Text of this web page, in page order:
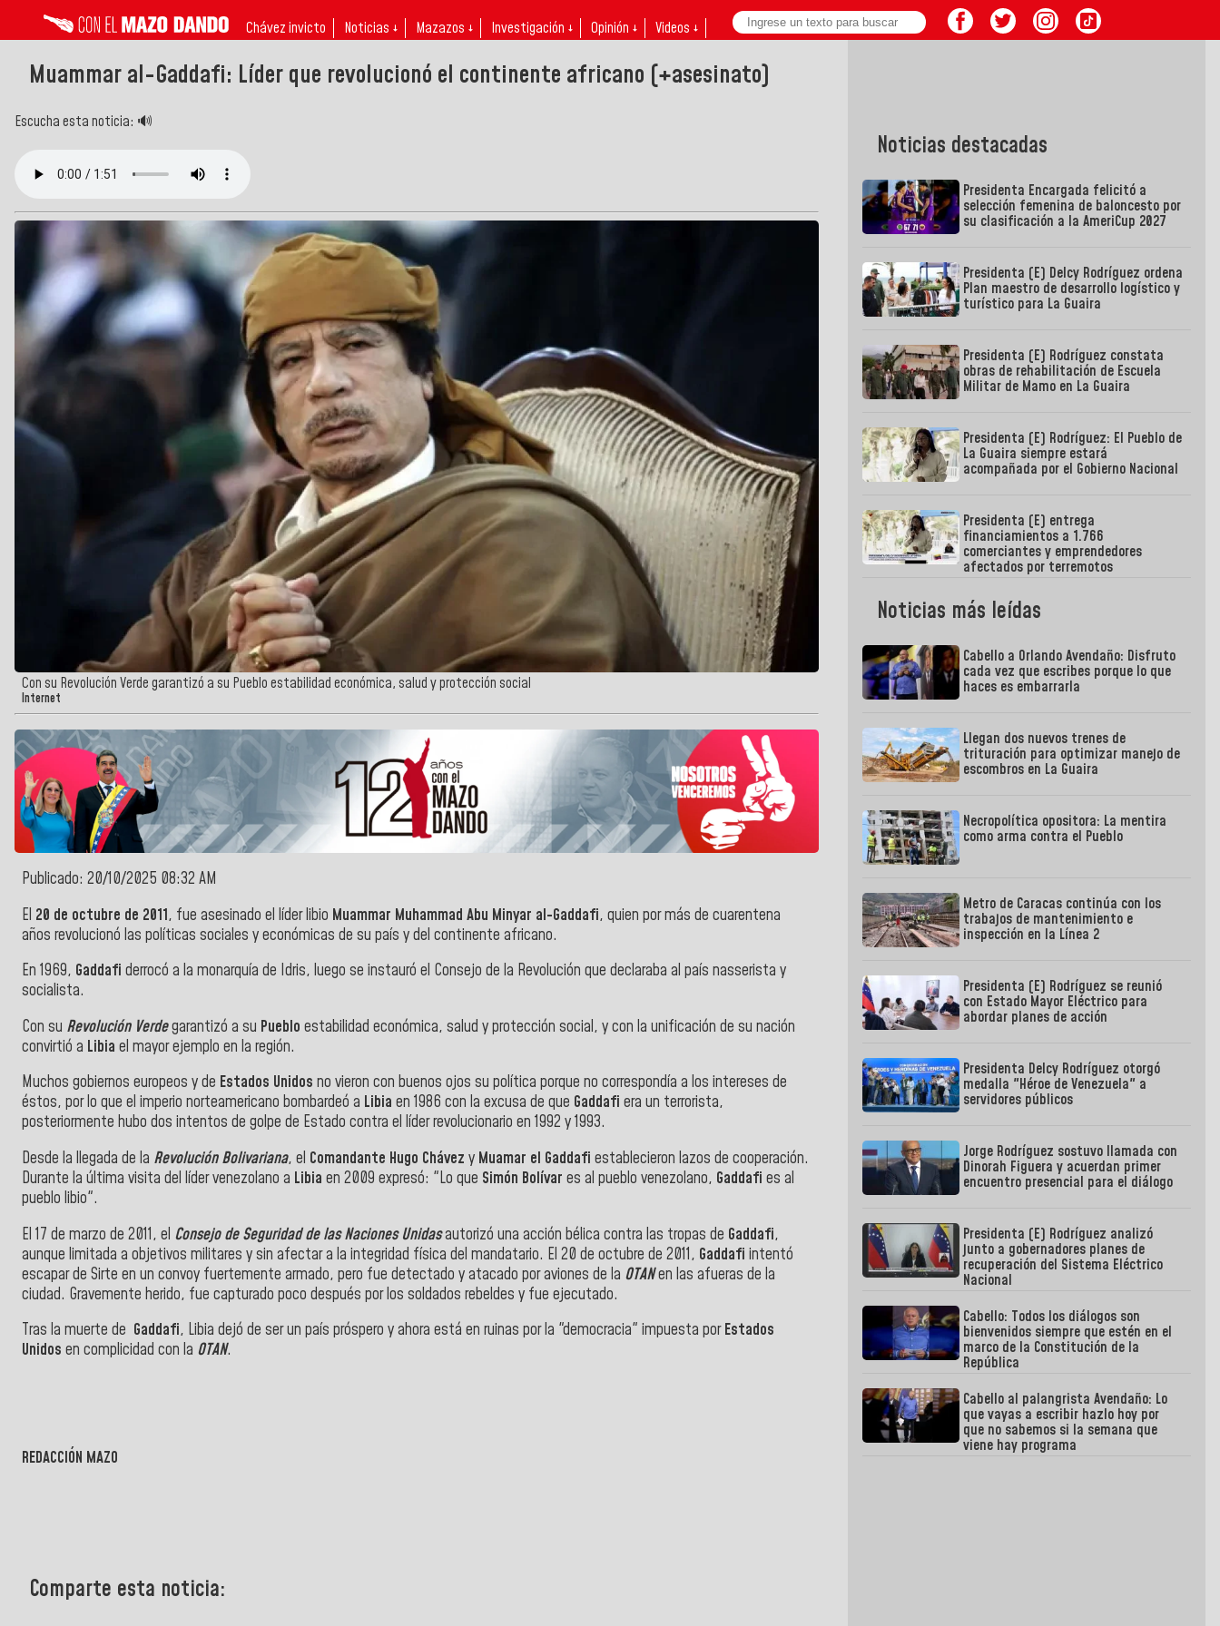
Chávez invicto Noticias ↓ Mazazos ↓ Investigación ↓ Opinión ↓ Videos ↓
Muammar al-Gaddafi: Líder que revolucionó el continente africano (+asesinato)
Escucha esta noticia: 🔊
Con su Revolución Verde garantizó a su Pueblo estabilidad económica, salud y protección social
Internet
Publicado: 20/10/2025 08:32 AM
El 20 de octubre de 2011, fue asesinado el líder libio Muammar Muhammad Abu Minyar al-Gaddafi, quien por más de cuarentena
años revolucionó las políticas sociales y económicas de su país y del continente africano.
En 1969, Gaddafi derrocó a la monarquía de Idris, luego se instauró el Consejo de la Revolución que declaraba al país nasserista y
socialista.
Con su Revolución Verdegarantizó a su Pueblo estabilidad económica, salud y protección social, y con la unificación de su nación
convirtió a Libia el mayor ejemplo en la región.
Muchos gobiernos europeos y de Estados Unidos no vieron con buenos ojos su política porque no correspondía a los intereses de
éstos, por lo que el imperio norteamericano bombardeó a Libia en 1986 con la excusa de que Gaddafi era un terrorista,
posteriormente hubo dos intentos de golpe de Estado contra el líder revolucionario en 1992 y 1993.
Desde la llegada de la Revolución Bolivariana, el Comandante Hugo Chávez y Muamar el Gaddafi establecieron lazos de cooperación.
Durante la última visita del líder venezolano a Libia en 2009 expresó: "Lo que Simón Bolívar es al pueblo venezolano, Gaddafi es al
pueblo libio".
El 17 de marzo de 2011, el Consejo de Seguridad de las Naciones Unidasautorizó una acción bélica contra las tropas de Gaddafi,
aunque limitada a objetivos militares y sin afectar a la integridad física del mandatario. El 20 de octubre de 2011, Gaddafi intentó
escapar de Sirte en un convoy fuertemente armado, pero fue detectado y atacado por aviones de la OTANen las afueras de la
ciudad. Gravemente herido, fue capturado poco después por los soldados rebeldes y fue ejecutado.
Tras la muerte de Gaddafi, Libia dejó de ser un país próspero y ahora está en ruinas por la "democracia" impuesta porEstados
Unidos en complicidad con la OTAN.
REDACCIÓN MAZO
Comparte esta noticia:
Noticias destacadas
Presidenta Encargada felicitó a
selección femenina de baloncesto por
su clasificación a la AmeriCup 2027
Presidenta (E) Delcy Rodríguez ordena
Plan maestro de desarrollo logístico y
turístico para La Guaira
Presidenta (E) Rodríguez constata
obras de rehabilitación de Escuela
Militar de Mamo en La Guaira
Presidenta (E) Rodríguez: El Pueblo de
La Guaira siempre estará
acompañada por el Gobierno Nacional
Presidenta (E) entrega
financiamientos a 1.766
comerciantes y emprendedores
afectados por terremotos
Noticias más leídas
Cabello a Orlando Avendaño: Disfruto
cada vez que escribes porque lo que
haces es embarrarla
Llegan dos nuevos trenes de
trituración para optimizar manejo de
escombros en La Guaira
Necropolítica opositora: La mentira
como arma contra el Pueblo
Metro de Caracas continúa con los
trabajos de mantenimiento e
inspección en la Línea 2
Presidenta (E) Rodríguez se reunió
con Estado Mayor Eléctrico para
abordar planes de acción
Presidenta Delcy Rodríguez otorgó
medalla "Héroe de Venezuela" a
servidores públicos
Jorge Rodríguez sostuvo llamada con
Dinorah Figuera y acuerdan primer
encuentro presencial para el diálogo
Presidenta (E) Rodríguez analizó
junto a gobernadores planes de
recuperación del Sistema Eléctrico
Nacional
Cabello: Todos los diálogos son
bienvenidos siempre que estén en el
marco de la Constitución de la
República
Cabello al palangrista Avendaño: Lo
que vayas a escribir hazlo hoy por
que no sabemos si la semana que
viene hay programa